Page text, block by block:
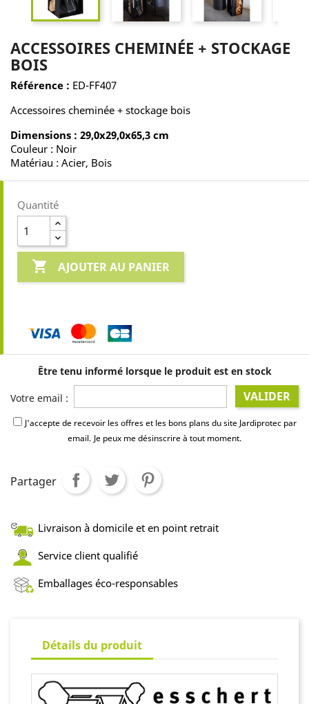
ACCESSOIRES CHEMINÉE + STOCKAGE
BOIS
Référence : ED-FF407
Accessoires cheminée + stockage bois
Dimensions : 29,0x29,0x65,3 cm
Couleur : Noir
Matériau : Acier, Bois
Quantité
 AJOUTER AU PANIER
Être tenu informé lorsque le produit est en stock
Votre email : VALIDER
J'accepte de recevoir les offres et les bons plans du site Jardiprotec par
email. Je peux me désinscrire à tout moment.
Partager
Livraison à domicile et en point retrait
Service client qualifié
Emballages éco-responsables
Détails du produit